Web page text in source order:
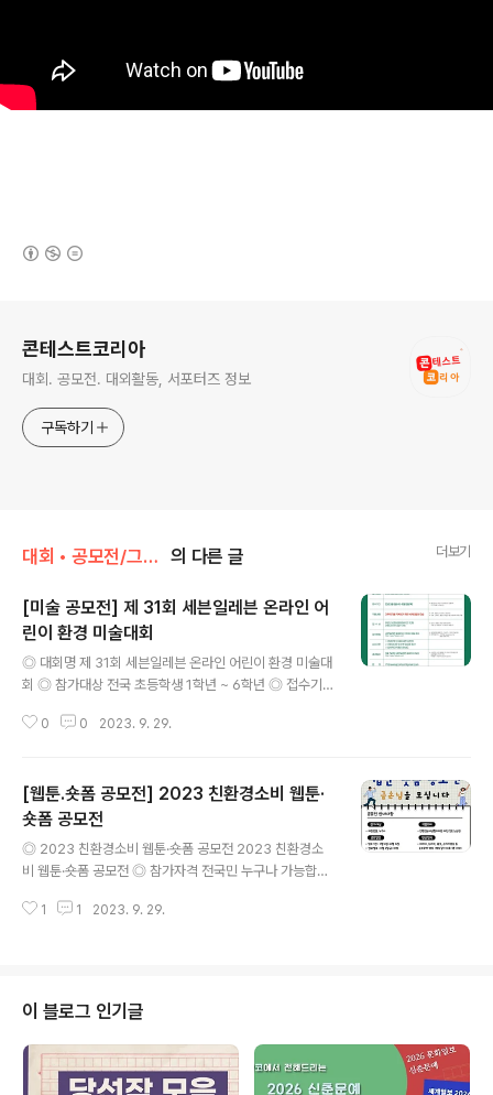
콘테스트코리아
대회. 공모전. 대외활동, 서포터즈 정보
구독하기
대회 • 공모전/그림 • 미술 • 디자인 • 웹툰. 의 다른 글 더보기
[미술 공모전] 제 31회 세븐일레븐 온라인 어
린이 환경 미술대회
◎ 대회명 제 31회 세븐일레븐 온라인 어린이 환경 미술대
회 ◎ 참가대상 전국 초등학생 1학년 ~ 6학년 ◎ 접수기간
제 기후위기를 극복하기 위한 세계인들의 모습 ◎ 접수방
준 ① 환경보호 주제에 대한 표현력 ② 어린이다운 순수한
감성과 정서 ③ 창의력과 작품의 완성도 ◎ 결과발표 11월
7일(회) 세븐일레븐 홈페이지 발표 ◎ 문의 이메일 711dr
awingcontest@gmail.com ◎ 시상 대 상 (1명) : 상금
100만원 (수상자 학교 전교생 PB과자 증정) 최우수상 (2
명) : 상금 50만원 우 ..
0 0 2023. 9. 29.
[웹툰.숏폼 공모전] 2023 친환경소비 웹툰·
숏폼 공모전
◎ 2023 친환경소비 웹툰·숏폼 공모전 2023 친환경소
비 웹툰·숏폼 공모전 ◎ 참가자격 전국민 누구나 가능합니
(일) 친환경소비생활을 주제로 자유로운 형식의 동영상 제
경소비와 관련된 재미있는 에피소드 - 친환경소비와 관련
된 짧고 임팩트 있는 내용 ◎ 숏폼영상형식 및 규격 - 영상
형식 : 패러디, 드라마, 광고, 스케치, 다큐, 애니메이션, 뮤
비 등 순수창작 ◎ 영상 - 파일형식 : AVI, MP4, WMV, M
PEG (스마트폰 동영상 가능) - 해상도 : 1080×192..
1 1 2023. 9. 29.
이 블로그 인기글